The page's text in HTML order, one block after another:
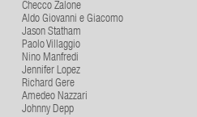
Checco Zalone
Aldo Giovanni e Giacomo
Jason Statham
Paolo Villaggio
Nino Manfredi
Jennifer Lopez
Richard Gere
Amedeo Nazzari
Johnny Depp